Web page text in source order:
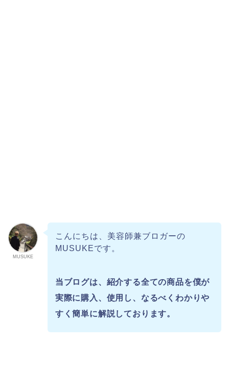
MUSUKE
こんにちは、美容師兼ブロガーの
MUSUKEです。
当ブログは、紹介する全ての商品を僕が
実際に購入、使用し、 なるべくわかりや
すく簡単に解説しております。